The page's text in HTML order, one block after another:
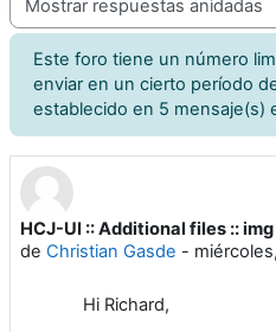
Mostrar modo
Este foro tiene un número
enviar en un cierto período
establecido en 5 mensaje(s)
HCJ-UI :: Additional files ::
de Christian Gasde -
Número de respuestas: 2
Hi Richard,